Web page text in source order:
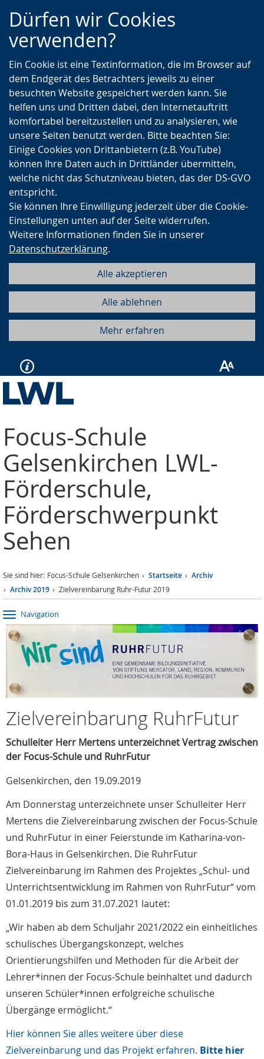
Zur
Hauptnavigation
Zur
Seitennavigation
Zum
Inhalt
Dürfen wir Cookies
verwenden?
Ein Cookie ist eine Textinformation, die im Browser auf
dem Endgerät des Betrachters jeweils zu einer
besuchten Website gespeichert werden kann. Sie
helfen uns und Dritten dabei, den Internetauftritt
komfortabel bereitzustellen und zu analysieren, wie
unsere Seiten benutzt werden. Bitte beachten Sie:
Einige Cookies von Drittanbietern (z.B. YouTube)
können Ihre Daten auch in Drittländer übermitteln,
welche nicht das Schutzniveau bieten, das der DS-GVO
entspricht.
Sie können Ihre Einwilligung jederzeit über die Cookie-
Einstellungen unten auf der Seite widerrufen.
Weitere Informationen finden Sie in unserer
Datenschutzerklärung.
Alle akzeptieren
Alle ablehnen
Mehr erfahren
Focus-Schule
Gelsenkirchen LWL-
Förderschule,
Förderschwerpunkt
Sehen
Sie sind hier: Focus-Schule Gelsenkirchen Startseite
Archiv
Archiv 2019
Zielvereinbarung Ruhr-Futur 2019
Navigation
Zielvereinbarung RuhrFutur
Schulleiter Herr Mertens unterzeichnet Vertrag zwischen
der Focus-Schule und RuhrFutur
Gelsenkirchen, den 19.09.2019
Am Donnerstag unterzeichnete unser Schulleiter Herr
Mertens die Zielvereinbarung zwischen der Focus-Schule
und RuhrFutur in einer Feierstunde im Katharina-von-
Bora-Haus in Gelsenkirchen. Die RuhrFutur
Zielvereinbarung im Rahmen des Projektes „Schul- und
Unterrichtsentwicklung im Rahmen von RuhrFutur“ vom
01.01.2019 bis zum 31.07.2021 lautet:
„Wir haben ab dem Schuljahr 2021/2022 ein einheitliches
schulisches Übergangskonzept, welches
Orientierungshilfen und Methoden für die Arbeit der
Lehrer*innen der Focus-Schule beinhaltet und dadurch
unseren Schüler*innen erfolgreiche schulische
Übergänge ermöglicht.“
Hier können Sie alles weitere über diese
Zielvereinbarung und das Projekt erfahren. Bitte hier